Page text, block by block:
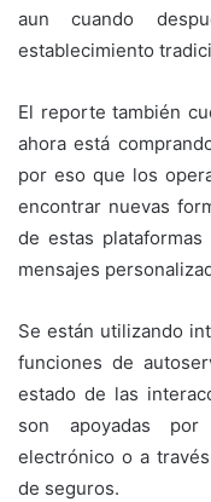
aun cuando
establecimiento
El reporte también
ahora está
por eso que los
encontrar nuevas
de estas
mensajes
Se están utilizando
funciones de
estado de las
son apoyadas
electrónico o a
de seguros.